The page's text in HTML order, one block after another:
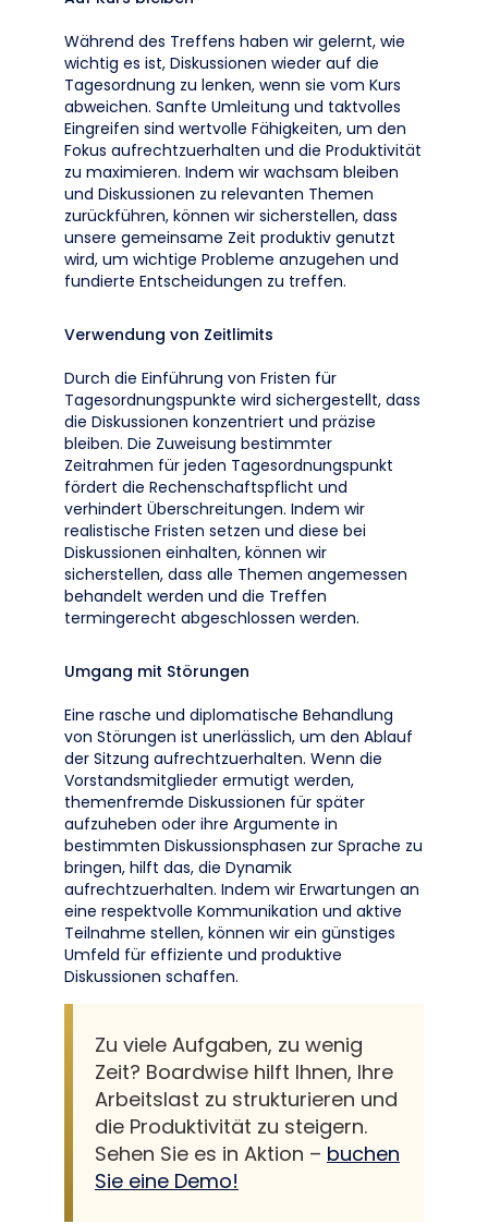
Während des Treffens haben wir gelernt, wie
wichtig es ist, Diskussionen wieder auf die
Tagesordnung zu lenken, wenn sie vom Kurs
abweichen. Sanfte Umleitung und taktvolles
Eingreifen sind wertvolle Fähigkeiten, um den
Fokus aufrechtzuerhalten und die Produktivität
zu maximieren. Indem wir wachsam bleiben
und Diskussionen zu relevanten Themen
zurückführen, können wir sicherstellen, dass
unsere gemeinsame Zeit produktiv genutzt
wird, um wichtige Probleme anzugehen und
fundierte Entscheidungen zu treffen.
Verwendung von Zeitlimits
Durch die Einführung von Fristen für
Tagesordnungspunkte wird sichergestellt, dass
die Diskussionen konzentriert und präzise
bleiben. Die Zuweisung bestimmter
Zeitrahmen für jeden Tagesordnungspunkt
fördert die Rechenschaftspflicht und
verhindert Überschreitungen. Indem wir
realistische Fristen setzen und diese bei
Diskussionen einhalten, können wir
sicherstellen, dass alle Themen angemessen
behandelt werden und die Treffen
termingerecht abgeschlossen werden.
Umgang mit Störungen
Eine rasche und diplomatische Behandlung
von Störungen ist unerlässlich, um den Ablauf
der Sitzung aufrechtzuerhalten. Wenn die
Vorstandsmitglieder ermutigt werden,
themenfremde Diskussionen für später
aufzuheben oder ihre Argumente in
bestimmten Diskussionsphasen zur Sprache zu
bringen, hilft das, die Dynamik
aufrechtzuerhalten. Indem wir Erwartungen an
eine respektvolle Kommunikation und aktive
Teilnahme stellen, können wir ein günstiges
Umfeld für effiziente und produktive
Diskussionen schaffen.
Zu viele Aufgaben, zu wenig
Zeit? Boardwise hilft Ihnen, Ihre
Arbeitslast zu strukturieren und
die Produktivität zu steigern.
Sehen Sie es in Aktion – buchen
Sie eine Demo!